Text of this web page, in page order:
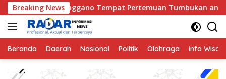
Langsung
ke
konten
Breaking News
Tempat Pertemuan Tumbukan antara Lempeng
Beranda Daerah Nasional Politik Olahraga Info